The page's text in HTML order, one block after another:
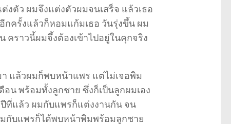
ตัว ผมจึงแต่งตัวผมจนเสร็จ แล้วเธอ
กครั้งแล้วก็หอมแก้มเธอ วันรุ่งขึ้น ผม
ราวนี้ผมจึ้งต้องเข้าไปอยู่ในคุกจริง
แล้วผมก็พบหน้าแพร แต่ไม่เจอพิม
น พร้อมทั้งลูกชาย ซึ่งก็เป็นลูกผมเอง
ที่แล้ว ผมกับแพรก็แต่งงานกัน จน
มกับแพรก็ได้พบหน้าพิมพร้อมลูกชาย